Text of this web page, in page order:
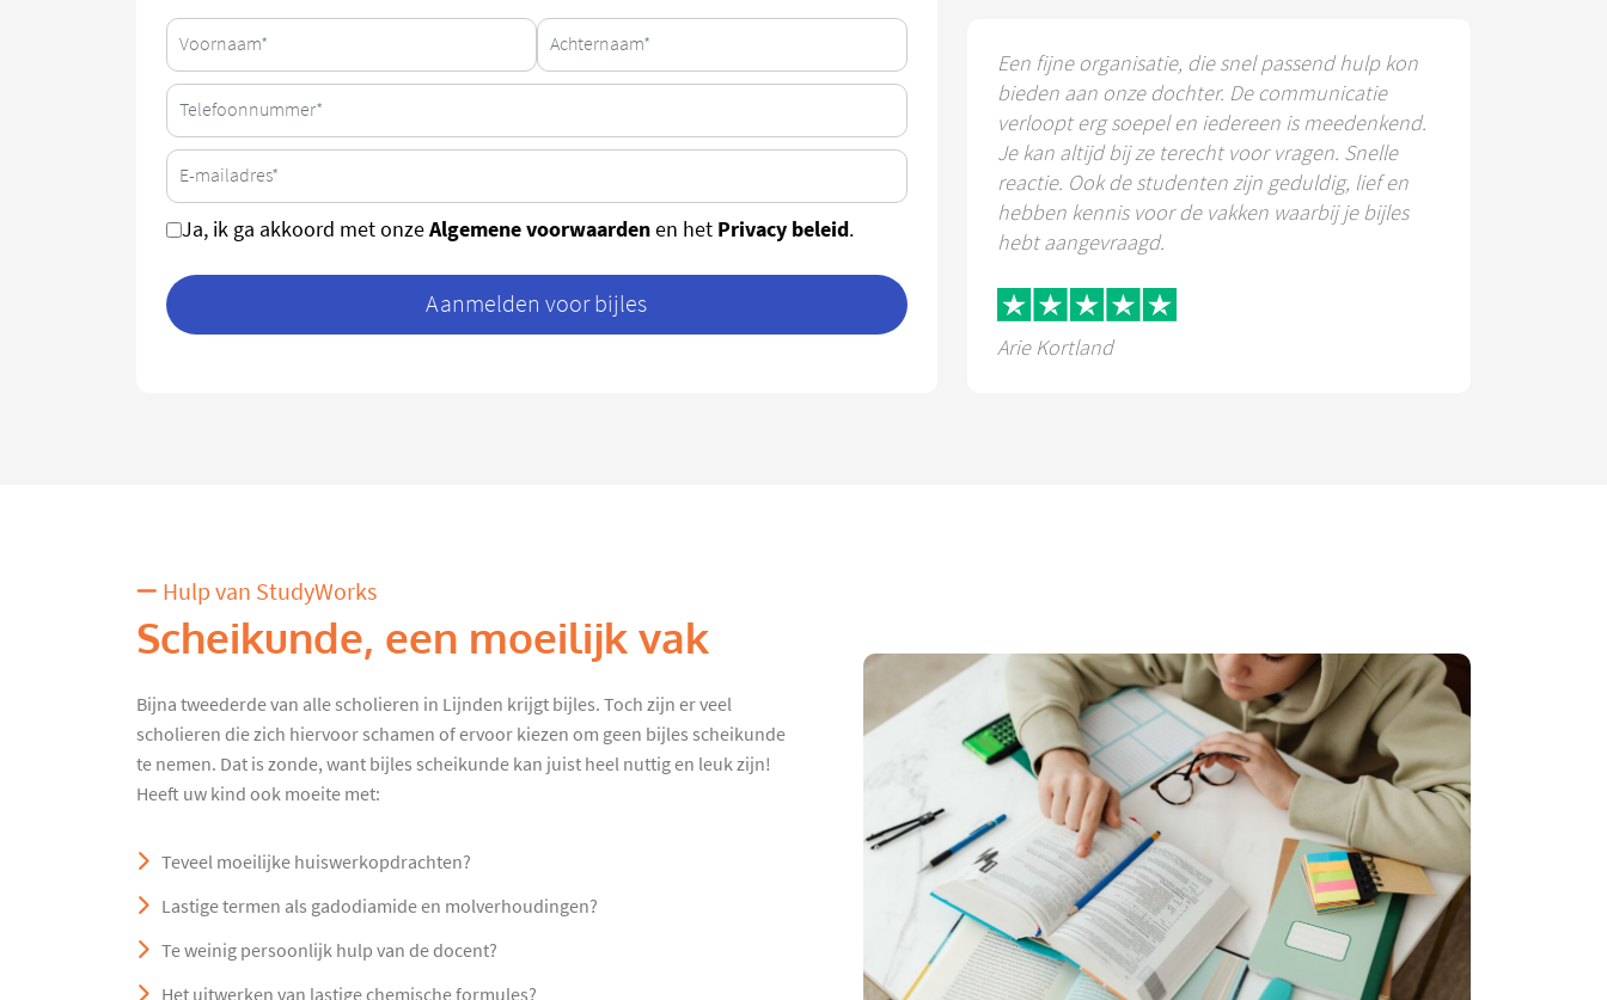
Ja, ik ga akkoord met onzeAlgemene voorwaardenen het Privacy beleid.
Aanmelden voor bijles
Een fijne organisatie, die snel passend hulp kon
bieden aan onze dochter. De communicatie
verloopt erg soepel en iedereen is meedenkend.
Je kan altijd bij ze terecht voor vragen. Snelle
reactie. Ook de studenten zijn geduldig, lief en
hebben kennis voor de vakken waarbij je bijles
hebt aangevraagd.
Arie Kortland
Hulp van StudyWorks
Scheikunde, een moeilijk vak
Bijna tweederde van alle scholieren in Lijnden krijgt bijles. Toch zijn er veel
scholieren die zich hiervoor schamen of ervoor kiezen om geen bijles scheikunde
te nemen. Dat is zonde, want bijles scheikunde kan juist heel nuttig en leuk zijn!
Heeft uw kind ook moeite met:
Teveel moeilijke huiswerkopdrachten?
Lastige termen als gadodiamide en molverhoudingen?
Te weinig persoonlijk hulp van de docent?